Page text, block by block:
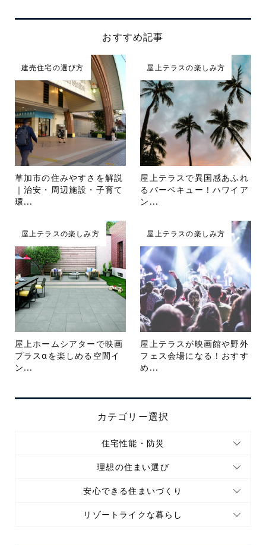
おすすめ記事
建売住宅の選び方
草加市の住みやすさを解説
｜治安・周辺施設・子育て
環...
屋上テラスの楽しみ方
屋上テラスで異国感あふれ
るバーベキュー！ハワイア
ン...
屋上テラスの楽しみ方
屋上ホームシアターで映画
プラスαを楽しめる空間イ
ン...
屋上テラスの楽しみ方
屋上テラスが映画館や野外
フェス会場になる！おすす
め...
カテゴリー選択
住宅性能・防災
理想の住まい選び
安心できる住まいづくり
リゾートライクな暮らし